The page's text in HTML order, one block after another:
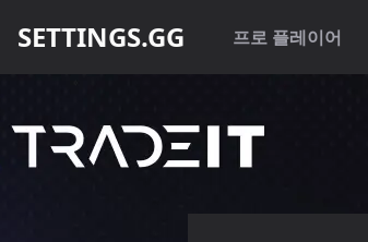
SETTINGS.GG 프로 플레이어